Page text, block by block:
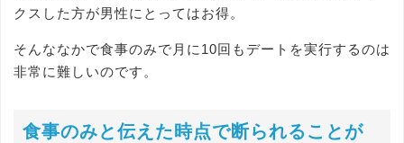
クスした方が男性にとってはお得。
そんななかで食事のみで月に10回もデートを実行するのは
非常に難しいのです。
食事のみと伝えた時点で断られることが